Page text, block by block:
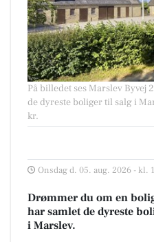
På billedet ses Marslev Byvej
de dyreste boliger til salg i
kr.
Onsdag d. 05. aug. 2026 - kl.
Drømmer du om en
har samlet de dyreste
i Marslev.